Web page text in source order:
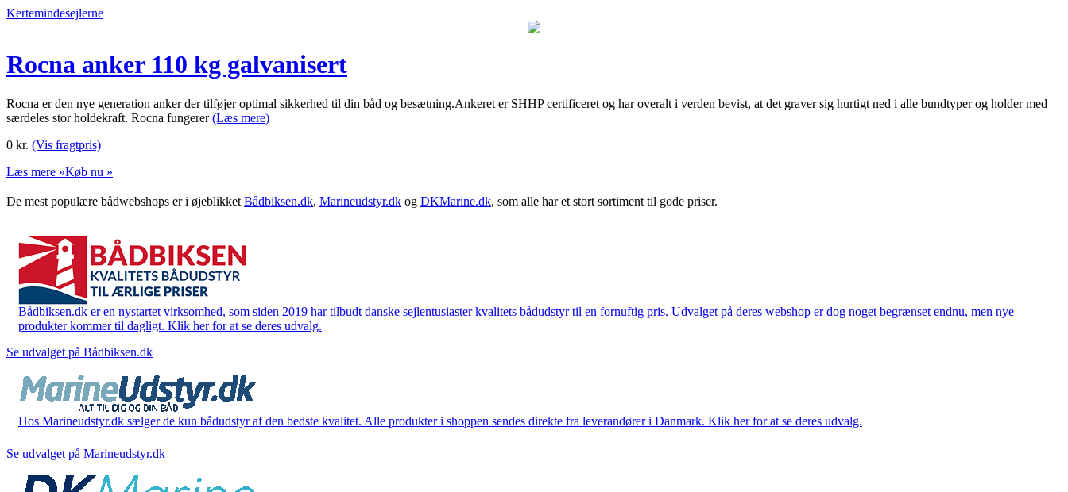
Kertemindesejlerne
Rocna anker 110 kg galvanisert
Rocna er den nye generation anker der tilføjer optimal sikkerhed til din båd og besætning.Ankeret er SHHP certificeret og har overalt i verden bevist, at det graver sig hurtigt ned i alle bundtyper og holder med
særdeles stor holdekraft. Rocna fungerer(Læs mere)
0 kr. (Vis fragtpris)
Læs mere »Køb nu »
De mest populære bådwebshops er i øjeblikket Bådbiksen.dk, Marineudstyr.dk og DKMarine.dk, som alle har et stort sortiment til gode priser.
Bådbiksen.dk er en nystartet virksomhed, som siden 2019 har tilbudt danske sejlentusiaster kvalitets bådudstyr til en fornuftig pris. Udvalget på deres webshop er dog noget begrænset endnu, men nye
produkter kommer til dagligt. Klik her for at se deres udvalg.
Se udvalget på Bådbiksen.dk
Hos Marineudstyr.dk sælger de kun bådudstyr af den bedste kvalitet. Alle produkter i shoppen sendes direkte fra leverandører i Danmark. Klik her for at se deres udvalg.
Se udvalget på Marineudstyr.dk